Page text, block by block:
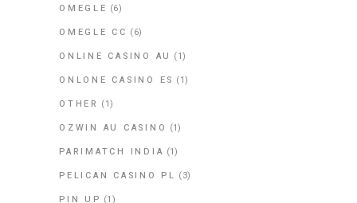
OMEGLE (6)
OMEGLE CC (6)
ONLINE CASINO AU (1)
ONLONE CASINO ES (1)
OTHER (1)
OZWIN AU CASINO (1)
PARIMATCH INDIA (1)
PELICAN CASINO PL (3)
PIN UP (1)